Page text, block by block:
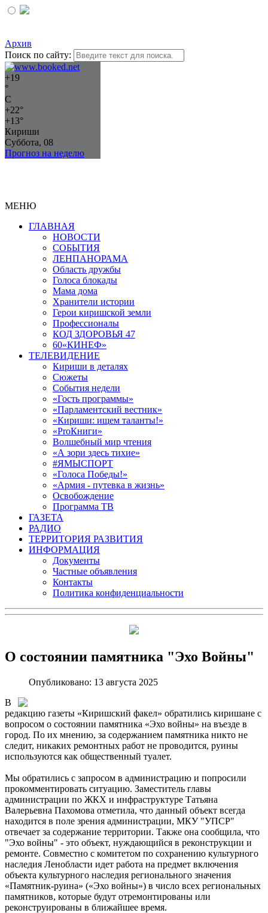
Архив
Поиск по сайту:
+19
°
C
+22°
+13°
Кириши
Суббота, 08
Прогноз на неделю
МЕНЮ
ГЛАВНАЯ
НОВОСТИ
СОБЫТИЯ
ЛЕНПАНОРАМА
Область дружбы
Голоса блокады
Мама дома
Хранители истории
Герои киришской земли
Профессионалы
КОД ЗДОРОВЬЯ 47
60«КИНЕФ»
ТЕЛЕВИДЕНИЕ
Кириши в деталях
Сюжеты
События недели
«Гость программы»
«Парламентский вестник»
«Кириши: ищем таланты!»
«ProКниги»
Волшебный мир чтения
«А зори здесь тихие»
#ЯМЫСПОРТ
«Голоса Победы!»
«Армия - путевка в жизнь»
Освобождение
Программа ТВ
ГАЗЕТА
РАДИО
ТЕРРИТОРИЯ РАЗВИТИЯ
ИНФОРМАЦИЯ
Документы
Частные объявления
Контакты
Политика конфиденциальности
О состоянии памятника "Эхо Войны"
Опубликовано: 13 августа 2025
В
редакцию газеты «Киришский факел» обратились киришане с
вопросом о состоянии памятника «Эхо войны» на въезде в
город. По их мнению, за содержанием памятника никто не
следит, никаких ремонтных работ не проводится, руины
используются как общественный туалет.
Мы обратились с запросом в администрацию и попросили
прокомментировать ситуацию. Заместитель главы
администрации по ЖКХ и инфраструктуре Татьяна
Валерьевна Пахомова отметила, что данный объект всегда
находится в поле зрения администрации, МКУ "УПСР"
отвечает за содержание территории. Также она сообщила, что
"Эхо войны" - это объект, нуждающийся в реконструкции и
ремонте. Совместно с комитетом по сохранению культурного
наследия Ленобласти идет работа на предмет включения
объекта культурного наследия регионального значения
«Памятник-руина» («Эхо войны») в число всех региональных
памятников, которые будут отремонтированы или
реконструированы в ближайшее время.